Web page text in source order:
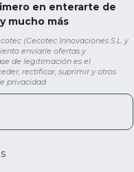
en enterarte de
mucho más
(Cecotec Innovaciones S.L. y
enviarle ofertas y
de legitimación es el
rectificar, suprimir y otros
privacidad